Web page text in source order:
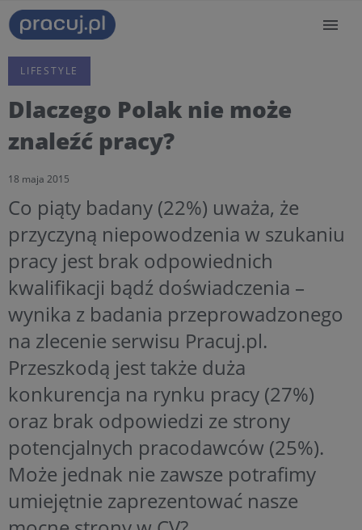
LIFESTYLE
Dlaczego Polak nie może
znaleźć pracy?
18 maja 2015
Co piąty badany (22%) uważa, że
przyczyną niepowodzenia w szukaniu
pracy jest brak odpowiednich
kwalifikacji bądź doświadczenia –
wynika z badania przeprowadzonego
na zlecenie serwisu Pracuj.pl.
Przeszkodą jest także duża
konkurencja na rynku pracy (27%)
oraz brak odpowiedzi ze strony
potencjalnych pracodawców (25%).
Może jednak nie zawsze potrafimy
umiejętnie zaprezentować nasze